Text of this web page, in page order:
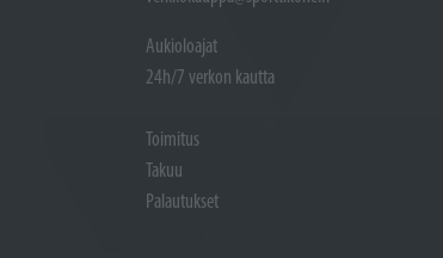
Aukioloajat
24h/7 verkon kautta
Toimitus
Takuu
Palautukset